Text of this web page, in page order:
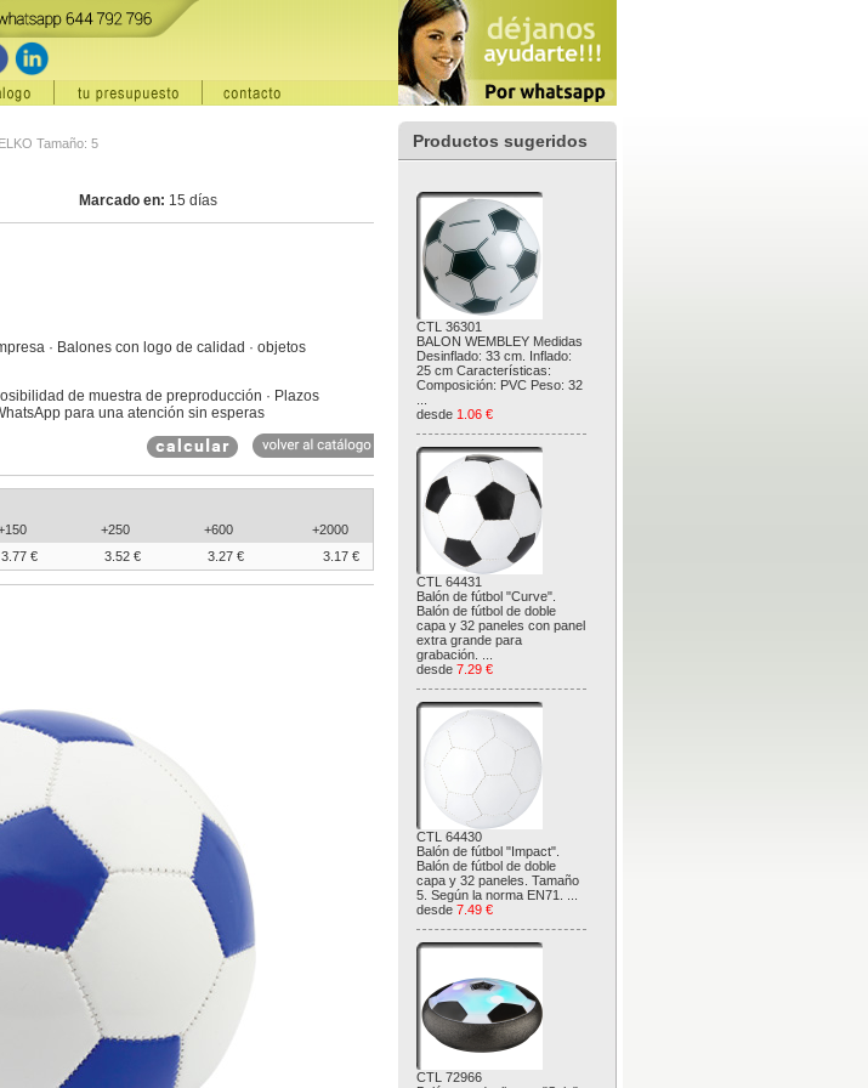
Tamaño: 5
Marcado en: 15 días
· Balones con logo de calidad · objetos
de muestra de preproducción · Plazos
para una atención sin esperas
+250 +600
+2000
3.77 € 3.52 € 3.27 € 3.17 €
Productos sugeridos
CTL 36301
BALON WEMBLEY Medidas
Desinflado: 33 cm. Inflado:
25 cm Características:
Composición: PVC Peso: 32
desde 1.06 €
CTL 64431
Balón de fútbol "Curve".
Balón de fútbol de doble
capa y 32 paneles con panel
extra grande para
grabación. ...
desde 7.29 €
CTL 64430
Balón de fútbol "Impact".
Balón de fútbol de doble
capa y 32 paneles. Tamaño
5. Según la norma EN71. ...
desde 7.49 €
CTL 72966